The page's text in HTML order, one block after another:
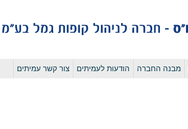
לדלג
מבנה החברה הודעות לעמיתים צור קשר עמיתים